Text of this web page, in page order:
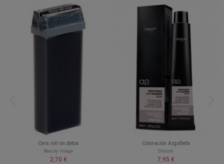
Cera roll on detox
Beauty Image
2,70 €
Coloración ArgaBeta
Dikson
7,95 €